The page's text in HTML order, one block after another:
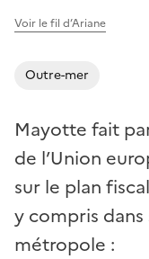
Voir le fil d’Ariane
Outre-mer
Mayotte fait
de l’Union
sur le plan
y compris dans
métropole :